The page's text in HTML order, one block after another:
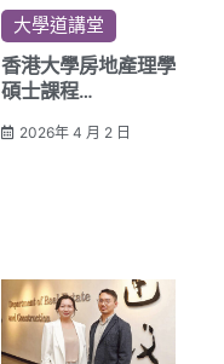
大學道講堂
香港大學房地產理學
碩士課程
2026年 4 月 2 日